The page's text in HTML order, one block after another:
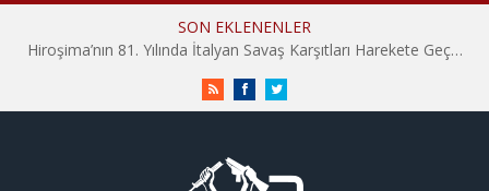
SON EKLENENLER
Hiroşima’nın 81. Yılında İtalyan Savaş Karşıtları Harekete Geçti: “Hatırlamak yeterli değil”
RSS FacebookTwitter